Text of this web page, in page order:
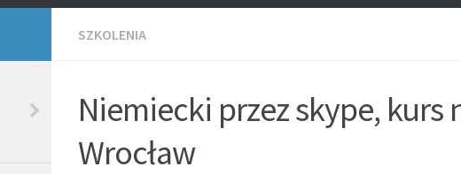
SZKOLENIA
Niemiecki przez skype, kurs
Wrocław